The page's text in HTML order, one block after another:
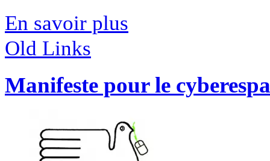
En savoir plus
Old Links
Manifeste pour le